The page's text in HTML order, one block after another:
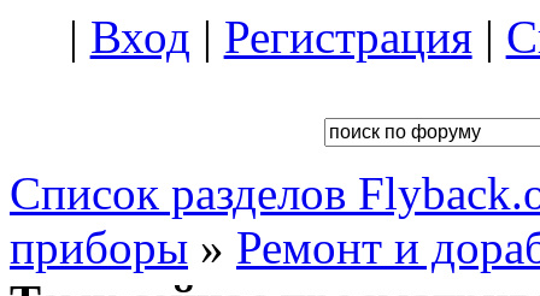
| Вход | Регистрация|
Список разделов
приборы » Ремонт и